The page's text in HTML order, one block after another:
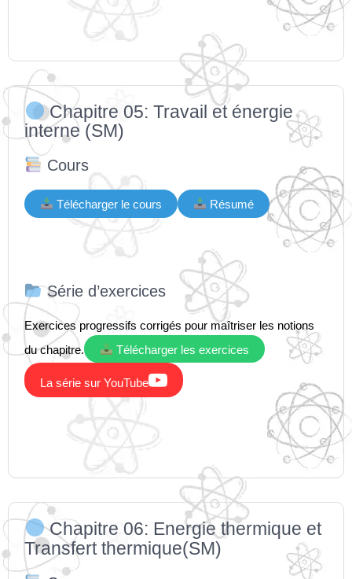
Chapitre 05: Travail et énergie
interne (SM)
Cours
Télécharger le cours Résumé
Série d’exercices
Exercices progressifs corrigés pour maîtriser les notions
du chapitre.
Télécharger les exercices
La série sur YouTube
Chapitre 06: Energie thermique et
Transfert thermique(SM)